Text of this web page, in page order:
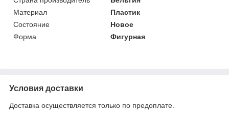
Материал
Пластик
Состояние
Новое
Форма
Фигурная
Условия доставки
Доставка осуществляется только по предоплате.